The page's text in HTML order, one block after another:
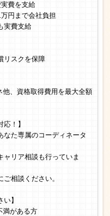
費を支給
円まで会社負担
実費支給
リスクを保障
他、資格取得費用を最大全額
！】
なた専属のコーディネータ
ャリア相談も行っていま
相談ください。
】
満がある方